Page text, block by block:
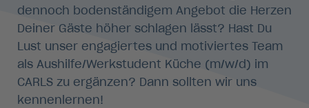
dennoch bodenständigem Angebot die Herzen
Deiner Gäste höher schlagen lässt? Hast Du
Lust unser engagiertes und motiviertes Team
als Aushilfe/Werkstudent Küche (m/w/d) im
CARLS zu ergänzen? Dann sollten wir uns
kennenlernen!